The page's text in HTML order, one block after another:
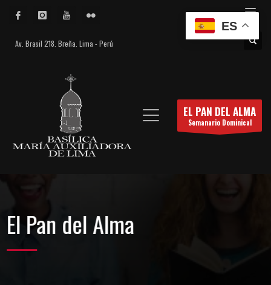
Av. Brasil 218. Breña. Lima - Perú
EL PAN DEL ALMA
Semanario Dominical
El Pan del Alma
ES